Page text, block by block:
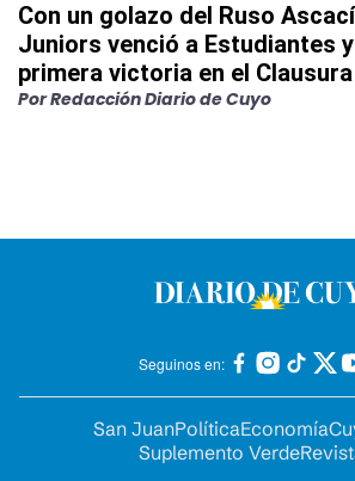
Con un golazo del Ruso
Juniors venció a Estudiantes
primera victoria en el Clausura
PorRedacción Diario de Cuyo
Seguinos en:
San JuanPolíticaEconomía
Suplemento Verde